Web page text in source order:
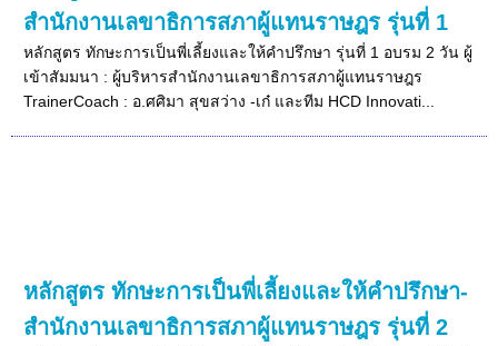
สำนักงานเลขาธิการสภาผู้แทนราษฎร รุ่นที่ 1
หลักสูตร ทักษะการเป็นพี่เลี้ยงและให้คำปรึกษา รุ่นที่ 1 อบรม 2 วัน ผู้
เข้าสัมมนา : ผู้บริหารสำนักงานเลขาธิการสภาผู้แทนราษฎร
TrainerCoach : อ.ศศิมา สุขสว่าง -เก๋ และทีม HCD Innovati...
หลักสูตร ทักษะการเป็นพี่เลี้ยงและให้คำปรึกษา-
สำนักงานเลขาธิการสภาผู้แทนราษฎร รุ่นที่ 2